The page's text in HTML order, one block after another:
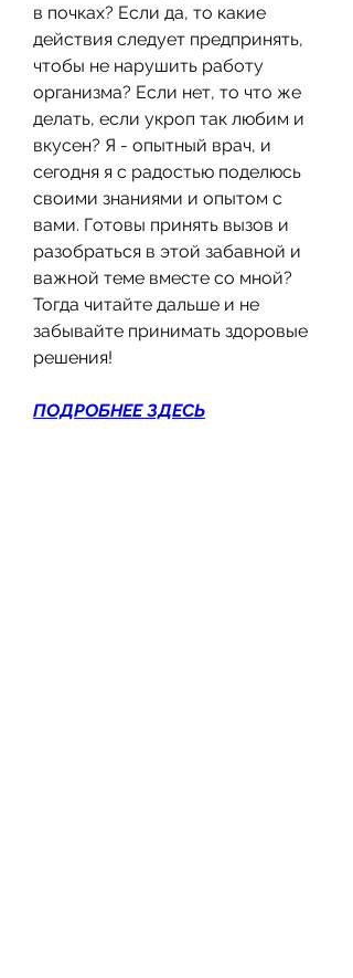
в почках? Если да, то какие
действия следует предпринять,
чтобы не нарушить работу
организма? Если нет, то что же
делать, если укроп так любим и
вкусен? Я - опытный врач, и
сегодня я с радостью поделюсь
своими знаниями и опытом с
вами. Готовы принять вызов и
разобраться в этой забавной и
важной теме вместе со мной?
Тогда читайте дальше и не
забывайте принимать здоровые
решения!
ПОДРОБНЕЕ ЗДЕСЬ